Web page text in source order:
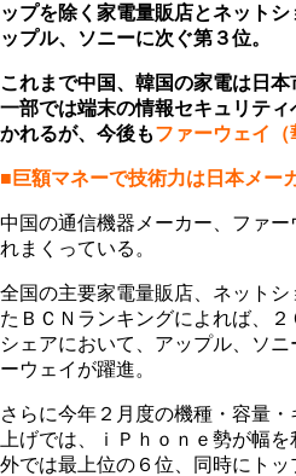
ップを除く家電量販店とネット
ップル、ソニーに次ぐ第３位。
これまで中国、韓国の家電は日
一部では端末の情報セキュリティ
かれるが、今後もフ ァーウェイ（
■巨額マネーで技術力は日本メー
中国の通信機器メーカー、ファ
れまくっている。
全国の主要家電量販店、ネット
たＢＣＮランキングによれば、
シェアにおいて、アップル、ソ
ーウェイが躍進。
さらに今年２月度の機種・容量
上げでは、ｉＰｈｏｎｅ勢が幅
外では最上位の６位、同時にト